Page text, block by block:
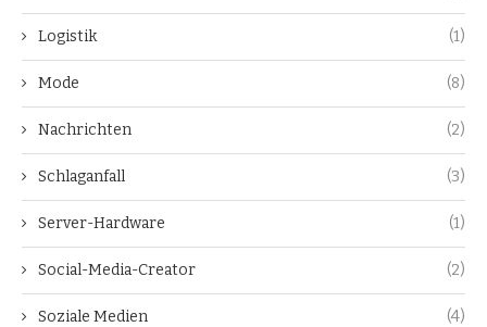
Logistik (1)
Mode (8)
Nachrichten (2)
Schlaganfall (3)
Server-Hardware (1)
Social-Media-Creator (2)
Soziale Medien (4)